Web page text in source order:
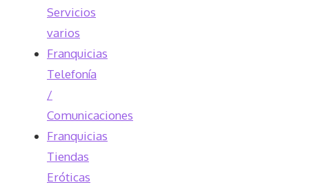
Servicios
varios
Franquicias
Telefonía
/
Comunicaciones
Franquicias
Tiendas
Eróticas